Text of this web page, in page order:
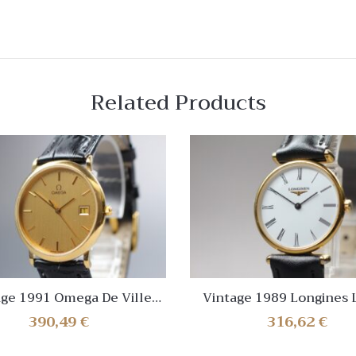
Related Products
1991 Omega De Ville
Ref.196.0312.1 Gold Dial
Watch [Near Mint]
390,49€
Vintage 1989 Longines
L4.135.2 La Grande
White Dial [Near
316,62€